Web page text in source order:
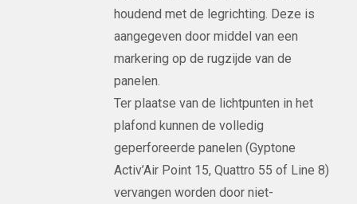
houdend met de legrichting. Deze is
aangegeven door middel van een
markering op de rugzijde van de
panelen.
Ter plaatse van de lichtpunten in het
plafond kunnen de volledig
geperforeerde panelen (Gyptone
Activ’Air Point 15, Quattro 55 of Line 8)
vervangen worden door niet-